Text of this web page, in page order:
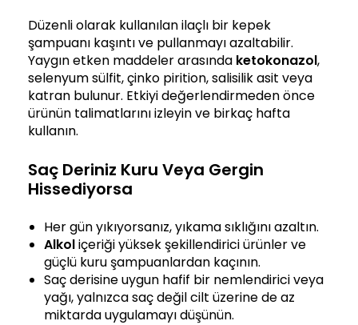
Düzenli olarak kullanılan ilaçlı bir kepek
şampuanı kaşıntı ve pullanmayı azaltabilir.
Yaygın etken maddeler arasında ketokonazol,
selenyum sülfit, çinko pirition, salisilik asit veya
katran bulunur. Etkiyi değerlendirmeden önce
ürünün talimatlarını izleyin ve birkaç hafta
kullanın.
Saç Deriniz Kuru Veya Gergin
Hissediyorsa
Her gün yıkıyorsanız, yıkama sıklığını azaltın.
Alkoliçeriği yüksek şekillendirici ürünler ve
güçlü kuru şampuanlardan kaçının.
Saç derisine uygun hafif bir nemlendirici veya
yağı, yalnızca saç değil cilt üzerine de az
miktarda uygulamayı düşünün.